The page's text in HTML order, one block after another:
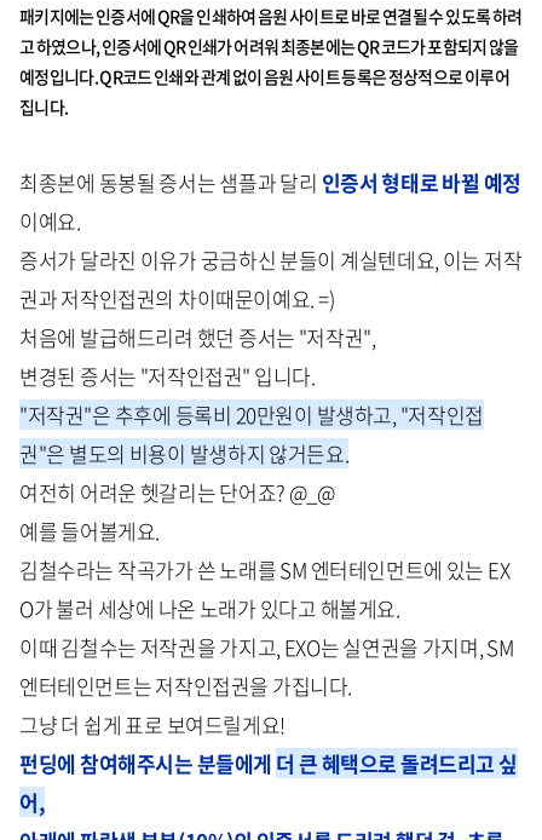
패키지에는 인증서에 QR을 인쇄하여 음원 사이트로 바로 연결될 수 있도록 하려
고 하였으나, 인증서에 QR 인쇄가 어려워 최종본에는 QR 코드가 포함되지 않을
예정입니다. QR코드 인쇄와 관계 없이 음원 사이트 등록은 정상적으로 이루어
집니다.
최종본에 동봉될 증서는 샘플과 달리 인증서 형태로 바뀔 예정
이예요.
증서가 달라진 이유가 궁금하신 분들이 계실텐데요, 이는 저작
권과 저작인접권의 차이때문이예요. =)
처음에 발급해드리려 했던 증서는 "저작권",
변경된 증서는 "저작인접권" 입니다.
"저작권"은 추후에 등록비 20만원이 발생하고, "저작인접
권"은 별도의 비용이 발생하지 않거든요.
여전히 어려운 헷갈리는 단어죠? @_@
예를 들어볼게요.
김철수라는 작곡가가 쓴 노래를 SM 엔터테인먼트에 있는 EX
O가 불러 세상에 나온 노래가 있다고 해볼게요.
이때 김철수는 저작권을 가지고, EXO는 실연권을 가지며, SM
엔터테인먼트는 저작인접권을 가집니다.
그냥 더 쉽게 표로 보여드릴게요!
펀딩에 참여해주시는 분들에게 더 큰 혜택으로 돌려드리고 싶
어,